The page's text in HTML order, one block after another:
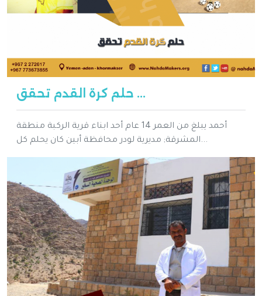
حلم كرة القدم تحقق ...
أحمد يبلغ من العمر 14 عام أحد ابناء قرية الركبة منطقة
المشرقة; مديرية لودر محافظة أبين كان يحلم كل...